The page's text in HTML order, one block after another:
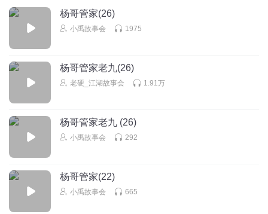
杨哥管家(26)
小禹故事会 1975
杨哥管家老九(26)
老硬_江湖故事会 1.91万
杨哥管家老九 (26)
小禹故事会 292
杨哥管家(22)
小禹故事会 665